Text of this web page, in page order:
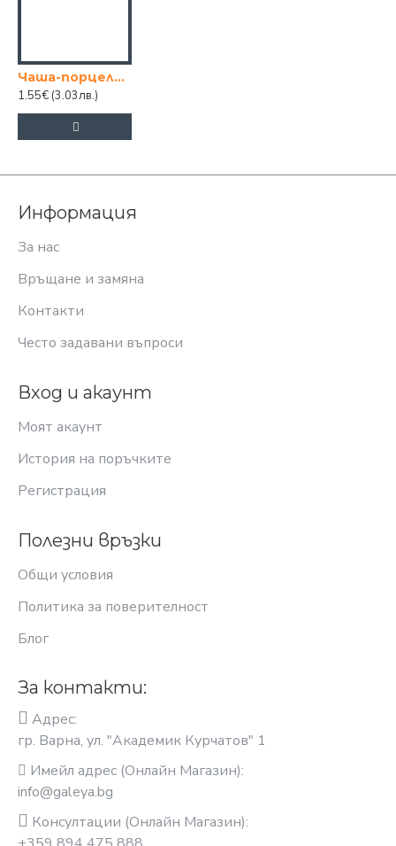
Чаша-порцелан ЧНГ
1.55€ (3.03лв.)
Информация
За нас
Връщане и замяна
Контакти
Често задавани въпроси
Вход и акаунт
Моят акаунт
История на поръчките
Регистрация
Полезни връзки
Общи условия
Политика за поверителност
Блог
За контакти:
Адрес:
гр. Варна, ул. "Академик Курчатов" 1
Имейл адрес (Онлайн Магазин):
info@galeya.bg
Консултации (Онлайн Магазин):